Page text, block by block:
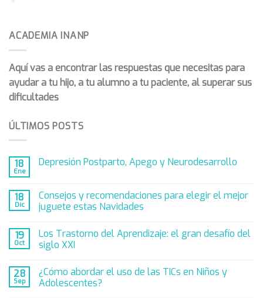
Repaso Bloque 3. Jueves
Fin de Semana 4
Encuesta de valoración bloque 3
Despedida. Jueves
Repaso Bloque 1. Jueves
Fin de Semana 5
Módulo 1
Módulo 3. Herramientas
Módulo 4: Cómo ser un cazabulos
ACADEMIA INANP
Aquí vas a encontrar las respuestas que necesitas para
ayudar a tu hijo, a tu alumno a tu paciente, al superar sus
dificultades
ÚLTIMOS POSTS
18
Ene
Depresión Postparto, Apego y Neurodesarrollo
18
Dic
Consejos y recomendaciones para elegir el mejor
juguete estas Navidades
19
Oct
Los Trastorno del Aprendizaje: el gran desafío del
siglo XXI
28
Sep
¿Cómo abordar el uso de las TICs en Niños y
Adolescentes?